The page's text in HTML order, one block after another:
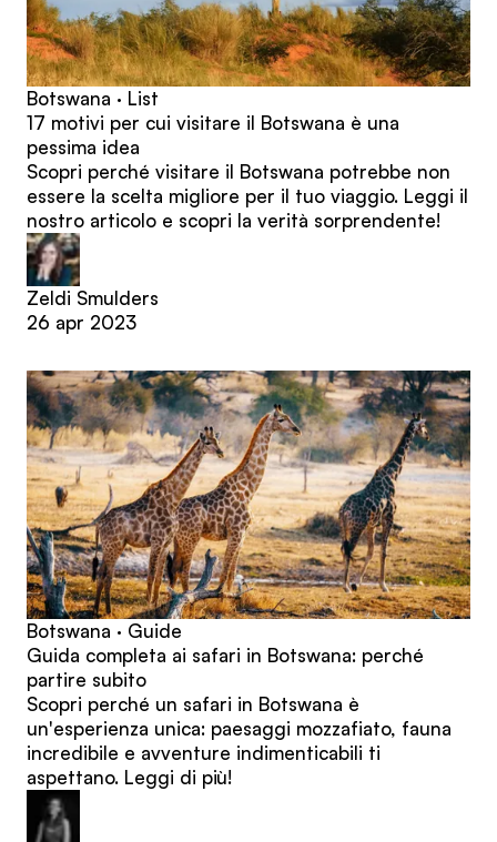
Botswana · List
17 motivi per cui visitare il Botswana è una
pessima idea
Scopri perché visitare il Botswana potrebbe non
essere la scelta migliore per il tuo viaggio. Leggi il
nostro articolo e scopri la verità sorprendente!
Zeldi Smulders
26 apr 2023
Botswana · Guide
Guida completa ai safari in Botswana: perché
partire subito
Scopri perché un safari in Botswana è
un'esperienza unica: paesaggi mozzafiato, fauna
incredibile e avventure indimenticabili ti
aspettano. Leggi di più!